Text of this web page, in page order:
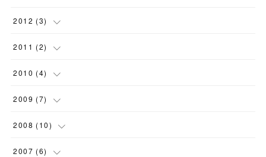
(1
(2
2012 (3)
(2
(1
2011 (2)
(2
2010 (4)
(1
(3)
2009 (7)
(1)
(1
2008 (10)
(1
2007 (6)